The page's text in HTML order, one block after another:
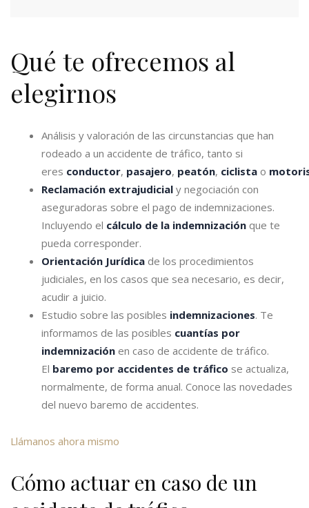
Qué te ofrecemos al
elegirnos
Análisis y valoración de las circunstancias que han
rodeado a un accidente de tráfico, tanto si
eres conductor, pasajero, peatón, ciclista o
Reclamación extrajudicial y negociación con
aseguradoras sobre el pago de indemnizaciones.
Incluyendo el cálculo de la indemnización que te
pueda corresponder.
Orientación Jurídica de los procedimientos
judiciales, en los casos que sea necesario, es decir,
acudir a juicio.
Estudio sobre las posibles indemnizaciones. Te
informamos de las posibles cuantías por
indemnización en caso de accidente de tráfico.
El baremo por accidentes de tráfico se actualiza,
normalmente, de forma anual. Conoce las novedades
del nuevo baremo de accidentes.
Llámanos ahora mismo
Cómo actuar en caso de un